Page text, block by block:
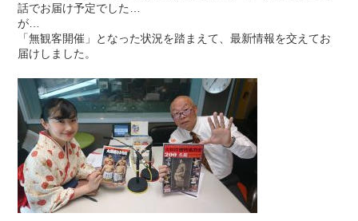
話でお届け予定でした…
が…
「無観客開催」となった状況を踏まえて、最新情報を交えてお
届けしました。